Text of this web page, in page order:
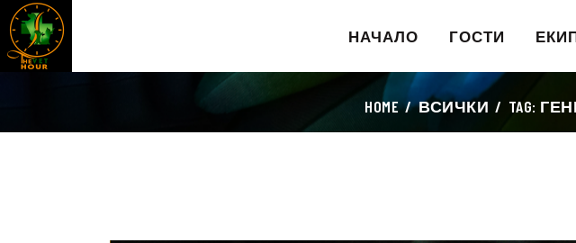
НАЧАЛО ГОСТИ
HOME ВСИЧКИ TAG:
НАЧАЛО
ГОСТИ
ЕКИП